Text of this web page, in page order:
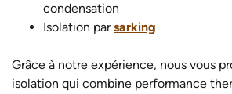
condensation
Isolation parsarking
Grâce à notre expérience, nous vous
isolation qui combine performance